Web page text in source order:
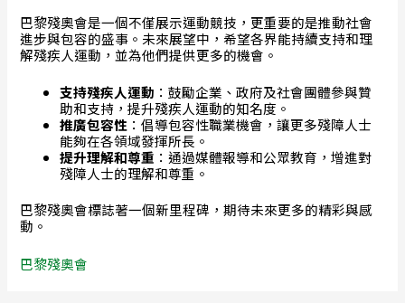
巴黎殘奧會是一個不僅展示運動競技，更重要的是推動社會
進步與包容的盛事。未來展望中，希望各界能持續支持和理
解殘疾人運動，並為他們提供更多的機會。
支持殘疾人運動 ：鼓勵企業、政府及社會團體參與贊
助和支持，提升殘疾人運動的知名度。
推廣包容性 ：倡導包容性職業機會，讓更多殘障人士
能夠在各領域發揮所長。
提升理解和尊重 ：通過媒體報導和公眾教育，增進對
殘障人士的理解和尊重。
巴黎殘奧會標誌著一個新里程碑，期待未來更多的精彩與感
動。
巴黎殘奧會